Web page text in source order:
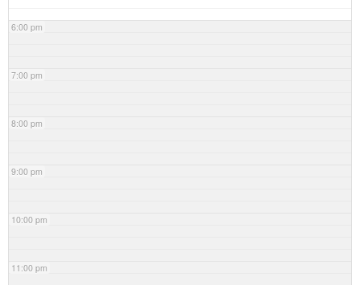
6:00 pm
7:00 pm
8:00 pm
9:00 pm
10:00 pm
11:00 pm